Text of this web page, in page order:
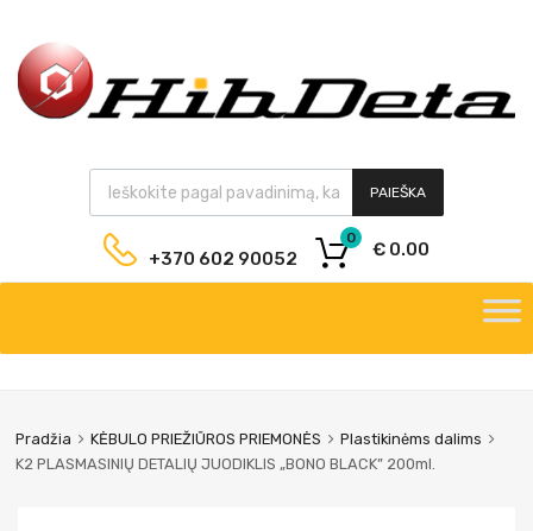
PAIEŠKA
+370 602 90052 € 0.00
0
Pradžia KĖBULO PRIEŽIŪROS PRIEMONĖS
Plastikinėms dalims
K2 PLASMASINIŲ DETALIŲ JUODIKLIS „BONO BLACK” 200ml.